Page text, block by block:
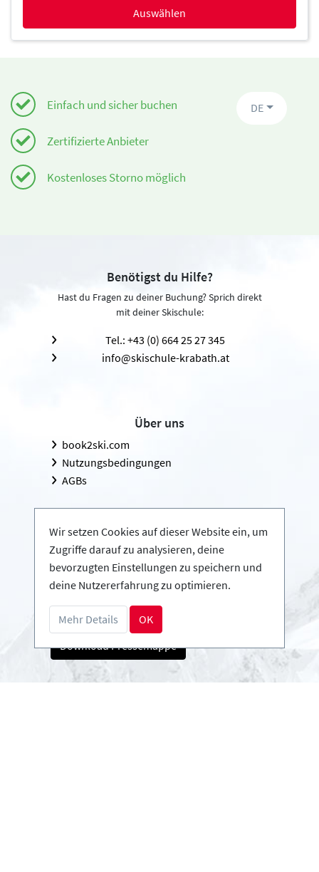
Auswählen
Einfach und sicher buchen
Zertifizierte Anbieter
Kostenloses Storno möglich
DE
Benötigst du Hilfe?
Hast du Fragen zu deiner Buchung? Sprich direkt
mit deiner Skischule:
Tel.: +43 (0) 664 25 27 345
info@skischule-krabath.at
Über uns
book2ski.com
Nutzungsbedingungen
AGBs
Infos
Login - Skischulen
Partner werden
FAQ - Häufig gestellte Fragen
Download Pressemappe
Wir setzen Cookies auf dieser Website ein, um
Zugriffe darauf zu analysieren, deine
bevorzugten Einstellungen zu speichern und
deine Nutzererfahrung zu optimieren.
Mehr Details OK